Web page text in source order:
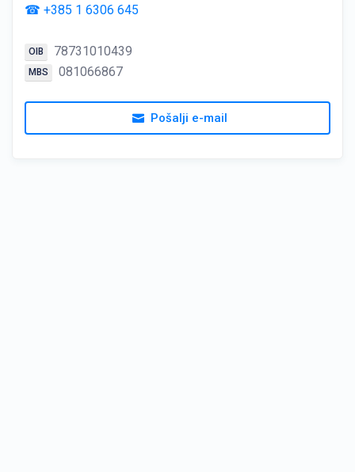
☎ +385 1 6306 645
OIB 78731010439
MBS 081066867
Pošalji e-mail